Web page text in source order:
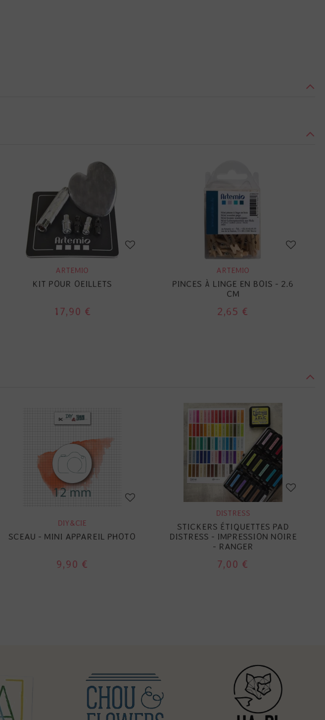
ARTEMIO
KIT POUR OEILLETS
17,90 €
ARTEMIO
PINCES À LINGE EN BOIS - 2.6
CM
2,65 €
DIY&CIE
SCEAU - MINI APPAREIL PHOTO
9,90 €
DISTRESS
STICKERS ÉTIQUETTES PAD
DISTRESS - IMPRESSION NOIRE
- RANGER
7,00 €